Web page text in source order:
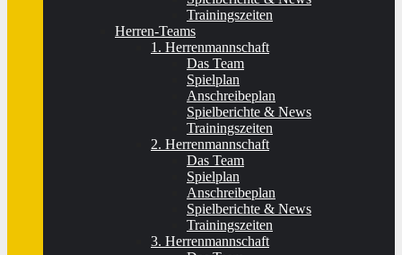
Trainingszeiten
Herren-Teams
1. Herrenmannschaft
Das Team
Spielplan
Anschreibeplan
Spielberichte & News
Trainingszeiten
2. Herrenmannschaft
Das Team
Spielplan
Anschreibeplan
Spielberichte & News
Trainingszeiten
3. Herrenmannschaft